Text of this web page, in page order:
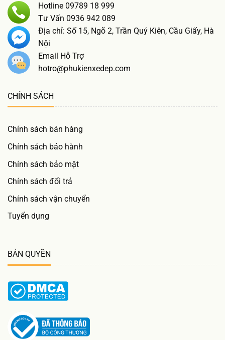
Hotline 09789 18 999
Tư Vấn 0936 942 089
Địa chỉ: Số 15, Ngõ 2, Trần Quý Kiên, Cầu Giấy, Hà
Nội
Email Hỗ Trợ
hotro@phukienxedep.com
CHÍNH SÁCH
Chính sách bán hàng
Chính sách bảo hành
Chính sách bảo mật
Chính sách đổi trả
Chính sách vận chuyển
Tuyển dụng
BẢN QUYỀN